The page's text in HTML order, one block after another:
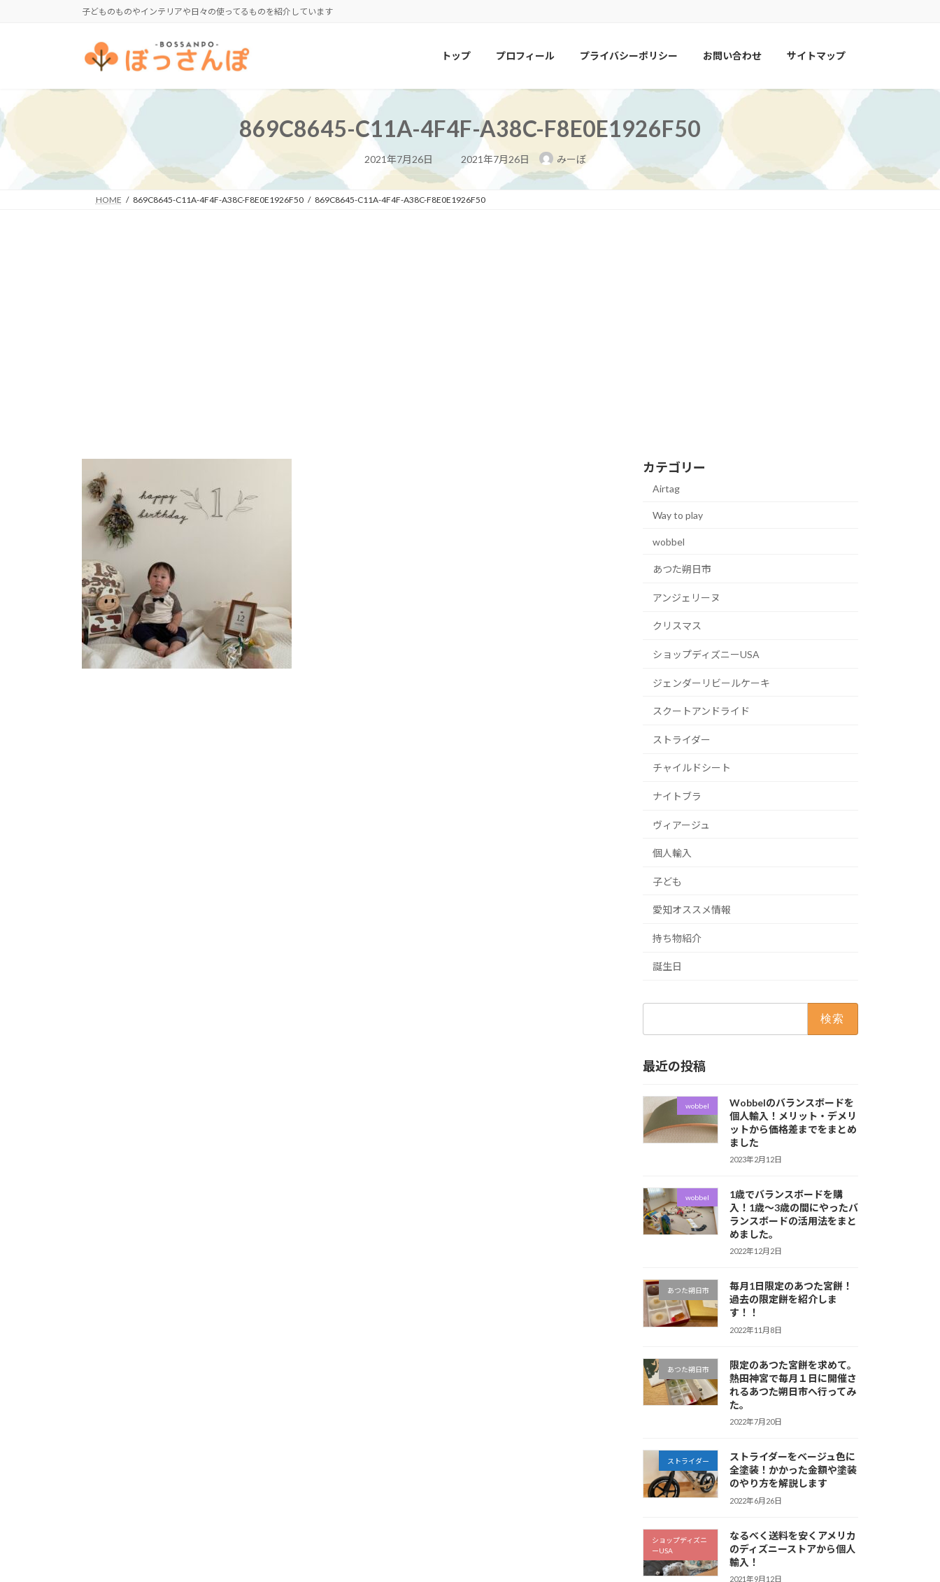
ス
ッ
ン
移
子どものものやインテリアや日々の使ってるものを紹介しています
トップ プロフィール プライバシーポリシー お問い合わせ サイトマップ
869C8645-C11A-4F4F-A38C-F8E0E1926F50
2021年7月26日
最
終
日
時
2021年7月26日 みーぼ
HOME 869C8645-C11A-4F4F-A38C-F8E0E1926F50 869C8645-C11A-4F4F-A38C-F8E0E1926F50
カテゴリー
Airtag
Way to play
wobbel
あつた朔日市
アンジェリーヌ
クリスマス
ショップディズニーUSA
ジェンダーリビールケーキ
スクートアンドライド
ストライダー
チャイルドシート
ナイトブラ
ヴィアージュ
個人輸入
子ども
愛知オススメ情報
持ち物紹介
誕生日
最近の投稿
wobbel
Wobbelのバランスボードを
個人輸入！メリット・デメリ
ットから価格差までをまとめ
ました
2023年2月12日
wobbel
1歳でバランスボードを購
入！1歳〜3歳の間にやったバ
ランスボードの活用法をまと
めました。
2022年12月2日
あつた朔日市
毎月1日限定のあつた宮餅！
過去の限定餅を紹介しま
す！！
2022年11月8日
あつた朔日市
限定のあつた宮餅を求めて。
熱田神宮で毎月１日に開催さ
れるあつた朔日市へ行ってみ
た。
2022年7月20日
ストライダー
ストライダーをベージュ色に
全塗装！かかった金額や塗装
のやり方を解説します
2022年6月26日
ショップディズニ
ーUSA
なるべく送料を安くアメリカ
のディズニーストアから個人
輸入！
2021年9月12日